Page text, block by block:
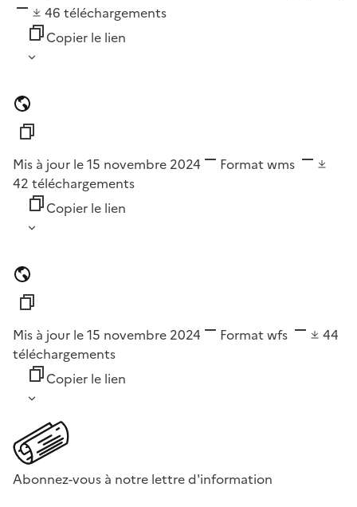
46 téléchargements
Copier le lien
Mis à jour le 15 novembre 2024 Format wms
42 téléchargements
Copier le lien
Mis à jour le 15 novembre 2024 Format wfs
44
téléchargements
Copier le lien
Abonnez-vous à notre lettre d'information